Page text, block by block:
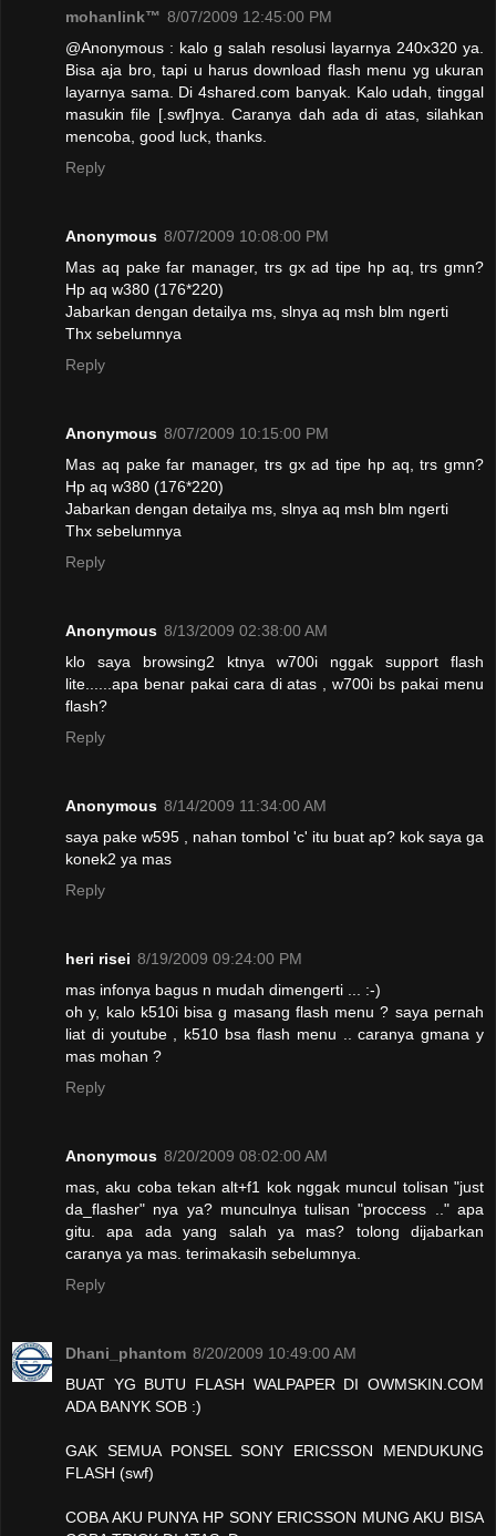
mohanlink™ 8/07/2009 12:45:00 PM
@Anonymous : kalo g salah resolusi layarnya 240x320 ya.
Bisa aja bro, tapi u harus download flash menu yg ukuran
layarnya sama. Di 4shared.com banyak. Kalo udah, tinggal
masukin file [.swf]nya. Caranya dah ada di atas, silahkan
mencoba, good luck, thanks.
Reply
Anonymous 8/07/2009 10:08:00 PM
Mas aq pake far manager, trs gx ad tipe hp aq, trs gmn?
Hp aq w380 (176*220)
Jabarkan dengan detailya ms, slnya aq msh blm ngerti
Thx sebelumnya
Reply
Anonymous 8/07/2009 10:15:00 PM
Mas aq pake far manager, trs gx ad tipe hp aq, trs gmn?
Hp aq w380 (176*220)
Jabarkan dengan detailya ms, slnya aq msh blm ngerti
Thx sebelumnya
Reply
Anonymous 8/13/2009 02:38:00 AM
klo saya browsing2 ktnya w700i nggak support flash
lite......apa benar pakai cara di atas , w700i bs pakai menu
flash?
Reply
Anonymous 8/14/2009 11:34:00 AM
saya pake w595 , nahan tombol 'c' itu buat ap? kok saya ga
konek2 ya mas
Reply
heri risei 8/19/2009 09:24:00 PM
mas infonya bagus n mudah dimengerti ... :-)
oh y, kalo k510i bisa g masang flash menu ? saya pernah
liat di youtube , k510 bsa flash menu .. caranya gmana y
mas mohan ?
Reply
Anonymous 8/20/2009 08:02:00 AM
mas, aku coba tekan alt+f1 kok nggak muncul tolisan "just
da_flasher" nya ya? munculnya tulisan "proccess .." apa
gitu. apa ada yang salah ya mas? tolong dijabarkan
caranya ya mas. terimakasih sebelumnya.
Reply
Dhani_phantom 8/20/2009 10:49:00 AM
BUAT YG BUTU FLASH WALPAPER DI OWMSKIN.COM
ADA BANYK SOB :)
GAK SEMUA PONSEL SONY ERICSSON MENDUKUNG
FLASH (swf)
COBA AKU PUNYA HP SONY ERICSSON MUNG AKU BISA